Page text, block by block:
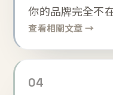
你的品牌完全不
查看相關文章 →
04